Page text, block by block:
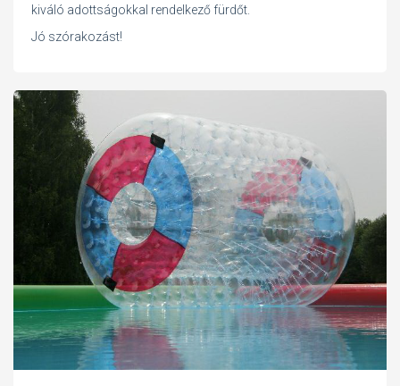
kiváló adottságokkal rendelkező fürdőt.
Jó szórakozást!